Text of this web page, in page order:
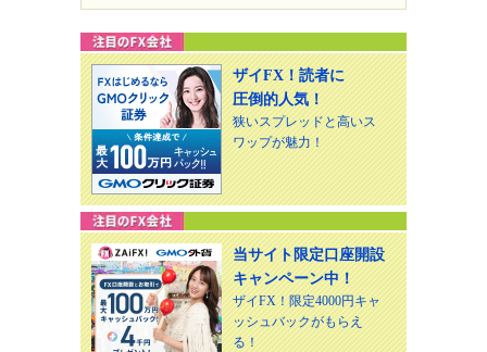
ザイFX！読者に
圧倒的人気！
狭いスプレッドと高いス
ワップが魅力！
当サイト限定口座開設
キャンペーン中！
ザイFX！限定4000円キャ
ッシュバックがもらえ
る！